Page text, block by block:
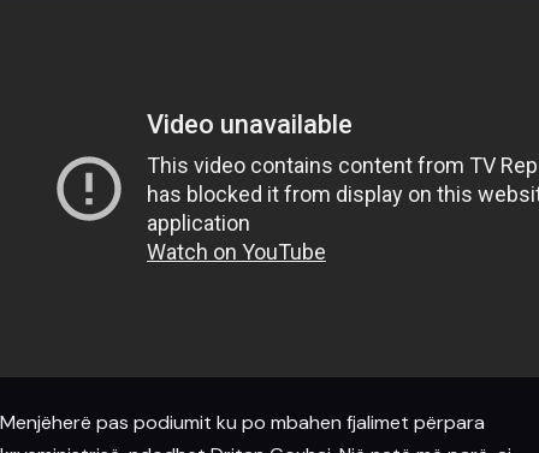
Menjëherë pas podiumit ku po mbahen fjalimet përpara